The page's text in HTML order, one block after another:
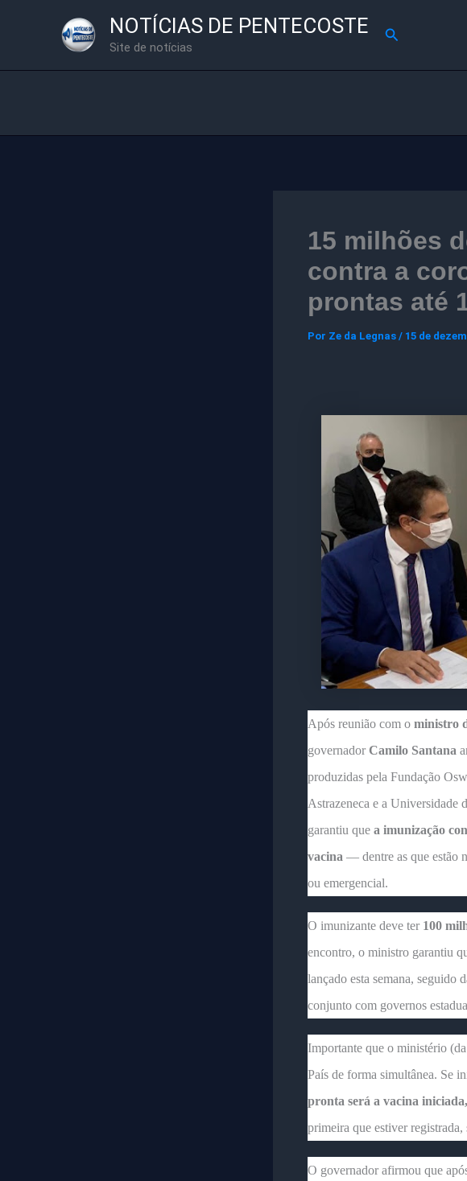
NOTÍCIAS DE PENTECOSTE
Site de notícias
Pesquisar
15 milhões
contra a
prontas até
Por Ze da Legnas / 15 de
Após reunião com o ministro
governador Camilo Santana
produzidas pela Fundação
Astrazeneca e a Universidade
garantiu que a imunização
vacina — dentre as que estão
ou emergencial.
O imunizante deve ter 100
encontro, o ministro garantiu
lançado esta semana, seguido
conjunto com governos
Importante que o ministério
País de forma simultânea. Se
pronta será a vacina
primeira que estiver
O governador afirmou que